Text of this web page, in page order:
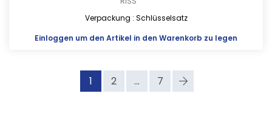
Verpackung : Schlüsselsatz
Einloggen um den Artikel in den Warenkorb zu legen
1 2 ... 7